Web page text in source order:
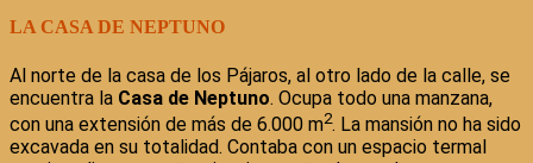
LA CASA DE NEPTUNO
Al norte de la casa de los Pájaros, al otro lado de la calle, se
encuentra la Casa de Neptuno. Ocupa todo una manzana,
con una extensión de más de 6.000 m2. La mansión no ha sido
excavada en su totalidad. Contaba con un espacio termal